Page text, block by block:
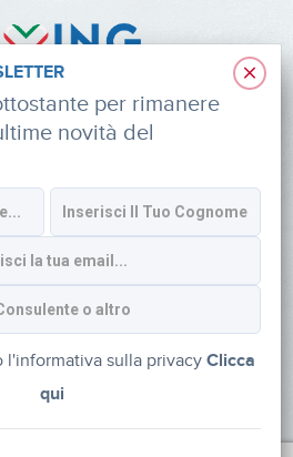
sulla privacy
CONTATTI
8/10 – 20124 Milano
02 47924880
×
per rimanere
novità del
l'informativa sulla privacyClicca
qui